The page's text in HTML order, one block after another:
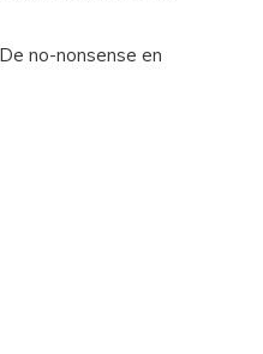
no-nonsense en